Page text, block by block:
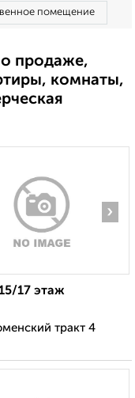
помещение
продаже,
комнаты,
›
17 этаж
тракт 4